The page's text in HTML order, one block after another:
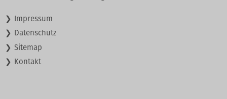
Navigation
überspringen
Impressum
Datenschutz
Sitemap
Kontakt